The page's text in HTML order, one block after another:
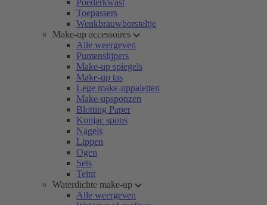
Poederkwast
Toepassers
Wenkbrauwborsteltje
Make-up accessoires
Alle weergeven
Puntenslijpers
Make-up spiegels
Make-up tas
Lege make-uppaletten
Make-upsponzen
Blotting Paper
Konjac spons
Nagels
Lippen
Ogen
Sets
Teint
Waterdichte make-up
Alle weergeven